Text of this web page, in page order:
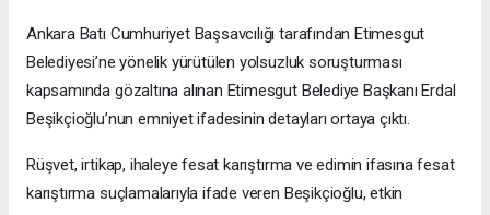
Ankara Batı Cumhuriyet Başsavcılığı tarafından Etimesgut
Belediyesi’ne yönelik yürütülen yolsuzluk soruşturması
kapsamında gözaltına alınan Etimesgut Belediye Başkanı Erdal
Beşikçioğlu’nun emniyet ifadesinin detayları ortaya çıktı.
Rüşvet, irtikap, ihaleye fesat karıştırma ve edimin ifasına fesat
karıştırma suçlamalarıyla ifade veren Beşikçioğlu, etkin